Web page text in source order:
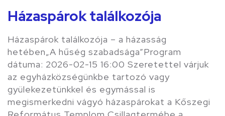
Házaspárok találkozója
Házaspárok találkozója – a házasság
hetében„A hűség szabadsága”Program
dátuma: 2026-02-15 16:00 Szeretettel várjuk
az egyházközségünkbe tartozó vagy
gyülekezetünkkel és egymással is
megismerkedni vágyó házaspárokat a Kőszegi